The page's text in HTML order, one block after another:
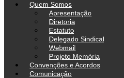
Quem Somos
Apresentação
Diretoria
Estatuto
Delegado Sindical
Webmail
Projeto Memória
Convenções e Acordos
Comunicação